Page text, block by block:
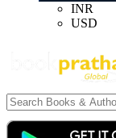
INR
USD